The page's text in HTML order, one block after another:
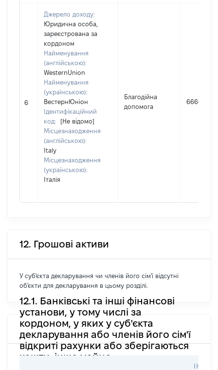
6
Джерело доходу:
Юридична особа,
зареєстрована за
кордоном
Найменування
(англійською):
WesternUnion
Найменування
(українською):
ВестернЮніон
Ідентифікаційний
код:
[Не відомо]
Місцезнаходження
(англійською):
Italy
Місцезнаходження
(українською):
Італія
Благодійна
допомога
6660
12. Грошові активи
У суб'єкта декларування чи членів його сім'ї відсутні
об'єкти для декларування в цьому розділі.
12.1. Банківські та інші фінансові
установи, у тому числі за
кордоном, у яких у суб'єкта
декларування або членів його сім'ї
відкриті рахунки або зберігаються
кошти, інше майно